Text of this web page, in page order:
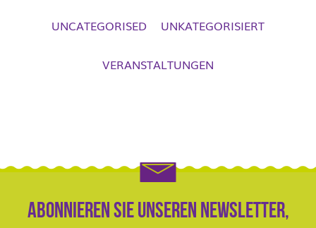
UNCATEGORISED UNKATEGORISIERT
VERANSTALTUNGEN
Abonnieren Sie unseren Newsletter,